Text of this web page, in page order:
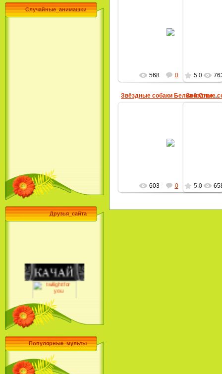
Случайные_анимашки
Друзья_сайта
Популярные_мульты
568 0 5.0
Звёздные собаки Белка и Стрелка
603 0 5.0